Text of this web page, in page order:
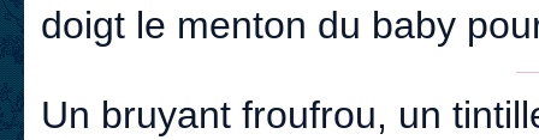
doigt le menton du baby
Un bruyant froufrou, un